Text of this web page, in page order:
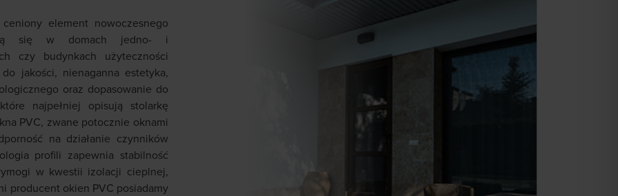
element nowoczesnego
się w domach jedno- i
czy budynkach użyteczności
jakości, nienaganna estetyka,
oraz dopasowanie do
najpełniej opisują stolarkę
PVC, zwane potocznie oknami
na działanie czynników
profili zapewnia stabilność
w kwestii izolacji cieplnej,
producent okien PVC posiadamy